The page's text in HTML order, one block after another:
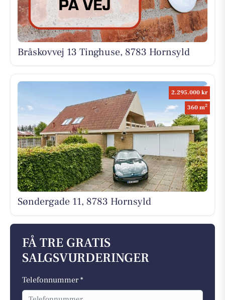
Bråskovvej 13 Tinghuse, 8783 Hornsyld
2.295.000 kr
360 m2
Søndergade 11, 8783 Hornsyld
FÅ TRE GRATIS
SALGSVURDERINGER
Telefonnummer *